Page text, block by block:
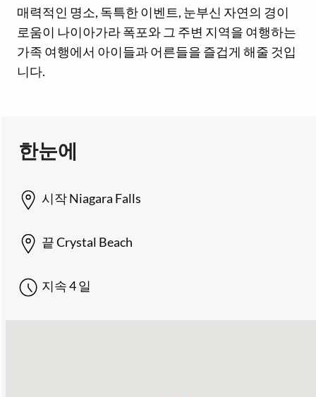
매력적인 명소, 독특한 이벤트, 눈부신 자연의 경이
로움이 나이아가라 폭포와 그 주변 지역을 여행하는
가족 여행에서 아이들과 어른들을 즐겁게 해줄 것입
니다.
한눈에
시작Niagara Falls
끝Crystal Beach
지속4 일